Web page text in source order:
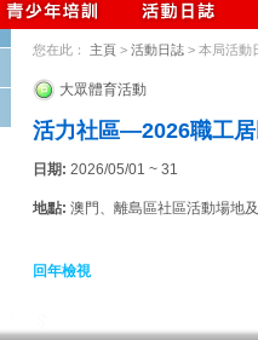
您在此： 主頁 > 活動日誌 > 本局活動
大眾體育活動
活力社區—2026職工
日期: 2026/05/01 ~ 31
地點: 澳門、離島區社區活動場地
回年檢視